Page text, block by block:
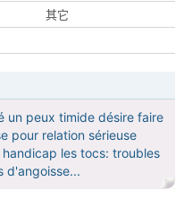
其它
un peux timide désire faire
pour relation sérieuse
les tocs: troubles
d'angoisse...